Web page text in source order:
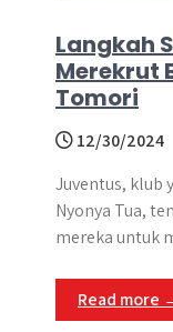
Langkah
Merekrut
Tomori
12/30/2024
Juventus, klub
Nyonya Tua,
mereka untuk
Read more